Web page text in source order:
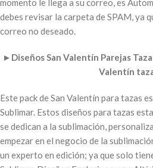
momento le llega a su correo, es
debes revisar la carpeta de SPAM, ya
correo no deseado.
► Diseños San Valentín Parejas
Valentín
Este pack de San Valentín para tazas
Sublimar. Estos diseños para tazas
se dedican a la sublimación,
empezar en el negocio de la
un experto en edición; ya que solo